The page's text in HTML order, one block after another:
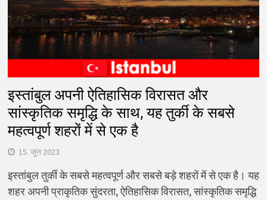
इस्तांबुल अपनी ऐतिहासिक विरासत और
सांस्कृतिक समृद्धि के साथ, यह तुर्की के सबसे
महत्वपूर्ण शहरों में से एक है
15. जून 2023
इस्तांबुल तुर्की के सबसे महत्वपूर्ण और सबसे बड़े शहरों में से एक है। यह
शहर अपनी प्राकृतिक सुंदरता, ऐतिहासिक विरासत, सांस्कृतिक समृद्धि